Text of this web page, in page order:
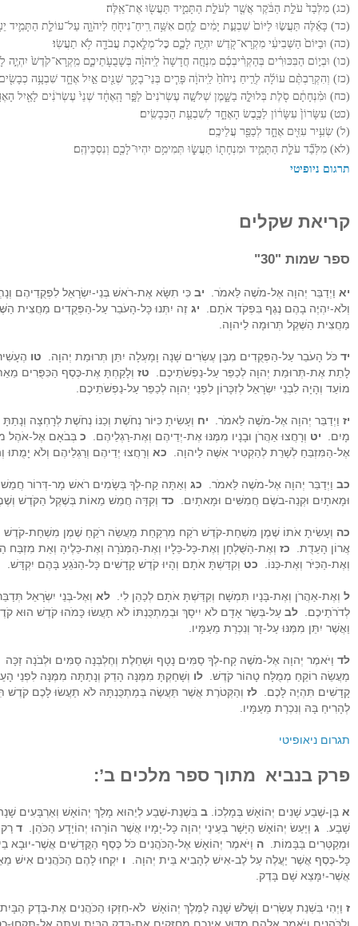
(כג) מִלְּבַד֙ עֹלַ֣ת הַבֹּ֔קֶר אֲשֶׁ֖ר לְעֹלַ֣ת הַתָּמִ֑יד תַּעֲשׂ֖וּ אֶת־אֵֽלֶּה׃
(כד) כָּאֵ֜לֶּה תַּעֲשׂ֤וּ לַיּוֹם֙ שִׁבְעַ֣ת יָמִ֔ים לֶ֛חֶם אִשֵּׁ֥ה רֵֽיחַ־נִיחֹ֖חַ לַיהֹוָ֑ה עַל־עוֹלַ֧ת הַתָּמִ֛יד
(כה) וּבַיּוֹם֙ הַשְּׁבִיעִ֔י מִקְרָא־קֹ֖דֶשׁ יִהְיֶ֣ה לָכֶ֑ם כׇּל־מְלֶ֥אכֶת עֲבֹדָ֖ה לֹ֥א תַעֲשֽׂוּ׃
(כו) וּבְי֣וֹם הַבִּכּוּרִ֗ים בְּהַקְרִ֨יבְכֶ֜ם מִנְחָ֤ה חֲדָשָׁה֙ לַֽיהֹוָ֔ה בְּשָׁבֻעֹ֖תֵיכֶ֑ם מִֽקְרָא־קֹ֙דֶשׁ֙ יִהְיֶ֣ה
(כז) וְהִקְרַבְתֶּ֨ם עוֹלָ֜ה לְרֵ֤יחַ נִיחֹ֙חַ֙ לַֽיהֹוָ֔ה פָּרִ֧ים בְּנֵי־בָקָ֛ר שְׁנַ֖יִם אַ֣יִל אֶחָ֑ד שִׁבְעָ֥ה כְבָשִׂ֖ים
(כח) וּמִ֨נְחָתָ֔ם סֹ֖לֶת בְּלוּלָ֣ה בַשָּׁ֑מֶן שְׁלֹשָׁ֤ה עֶשְׂרֹנִים֙ לַפָּ֣ר הָֽאֶחָ֔ד שְׁנֵי֙ עֶשְׂרֹנִ֔ים לָאַ֖יִל
(כט) עִשָּׂרוֹן֙ עִשָּׂר֔וֹן לַכֶּ֖בֶשׂ הָאֶחָ֑ד לְשִׁבְעַ֖ת הַכְּבָשִֽׂים׃
(ל) שְׂעִ֥יר עִזִּ֖ים אֶחָ֑ד לְכַפֵּ֖ר עֲלֵיכֶֽם׃
(לא) מִלְּבַ֞ד עֹלַ֧ת הַתָּמִ֛יד וּמִנְחָת֖וֹ תַּעֲשׂ֑וּ תְּמִימִ֥ם יִהְיוּ־לָכֶ֖ם וְנִסְכֵּיהֶֽם׃
תרגום ניופיטי
קריאת שקלים
ספר שמות "30"
יא וַיְדַבֵּר יְהוָה אֶל-מֹשֶׁה לֵּאמֹר. יב כִּי תִשָּׂא אֶת-רֹאשׁ בְּנֵי-יִשְׂרָאֵל לִפְקֻדֵיהֶם
וְלֹא-יִהְיֶה בָהֶם נֶגֶף בִּפְקֹד אֹתָם. יג זֶה יִתְּנוּ כָּל-הָעֹבֵר עַל-הַפְּקֻדִים מַחֲצִית
מַחֲצִית הַשֶּׁקֶל תְּרוּמָה לַיהוָה.
יד כֹּל הָעֹבֵר עַל-הַפְּקֻדִים מִבֶּן עֶשְׂרִים שָׁנָה וָמָעְלָה יִתֵּן תְּרוּמַת יְהוָה. טו
לָתֵת אֶת-תְּרוּמַת יְהוָה לְכַפֵּר עַל-נַפְשֹׁתֵיכֶם. טז וְלָקַחְתָּ אֶת-כֶּסֶף הַכִּפֻּרִים
מוֹעֵד וְהָיָה לִבְנֵי יִשְׂרָאֵל לְזִכָּרוֹן לִפְנֵי יְהוָה לְכַפֵּר עַל-נַפְשֹׁתֵיכֶם.
יז וַיְדַבֵּר יְהוָה אֶל-מֹשֶׁה לֵּאמֹר. יח וְעָשִׂיתָ כִּיּוֹר נְחֹשֶׁת וְכַנּוֹ נְחֹשֶׁת לְרָחְצָה
מָיִם. יט וְרָחֲצוּ אַהֲרֹן וּבָנָיו מִמֶּנּוּ אֶת-יְדֵיהֶם וְאֶת-רַגְלֵיהֶם. כ בְּבֹאָם אֶל-אֹהֶל
אֶל-הַמִּזְבֵּחַ לְשָׁרֵת לְהַקְטִיר אִשֶּׁה לַיהוָה. כא וְרָחֲצוּ יְדֵיהֶם וְרַגְלֵיהֶם וְלֹא
כב וַיְדַבֵּר יְהוָה אֶל-מֹשֶׁה לֵּאמֹר. כג וְאַתָּה קַח-לְךָ בְּשָׂמִים רֹאשׁ מָר-דְּרוֹר
וּמָאתָיִם וּקְנֵה-בֹשֶׂם חֲמִשִּׁים וּמָאתָיִם. כד וְקִדָּה חֲמֵשׁ מֵאוֹת בְּשֶׁקֶל הַקֹּדֶשׁ
כה וְעָשִׂיתָ אֹתוֹ שֶׁמֶן מִשְׁחַת-קֹדֶשׁ רֹקַח מִרְקַחַת מַעֲשֵׂה רֹקֵחַ שֶׁמֶן מִשְׁחַת-קֹדֶשׁ
אֲרוֹן הָעֵדֻת. כז וְאֶת-הַשֻּׁלְחָן וְאֶת-כָּל-כֵּלָיו וְאֶת-הַמְּנֹרָה וְאֶת-כֵּלֶיהָ וְאֵת
וְאֶת-הַכִּיֹּר וְאֶת-כַּנּוֹ. כט וְקִדַּשְׁתָּ אֹתָם וְהָיוּ קֹדֶשׁ קָדָשִׁים כָּל-הַנֹּגֵעַ בָּהֶם יִקְדָּשׁ.
ל וְאֶת-אַהֲרֹן וְאֶת-בָּנָיו תִּמְשָׁח וְקִדַּשְׁתָּ אֹתָם לְכַהֵן לִי. לא וְאֶל-בְּנֵי יִשְׂרָאֵל
לְדֹרֹתֵיכֶם. לב עַל-בְּשַׂר אָדָם לֹא יִיסָךְ וּבְמַתְכֻּנְתּוֹ לֹא תַעֲשׂוּ כָּמֹהוּ קֹדֶשׁ הוּא
וַאֲשֶׁר יִתֵּן מִמֶּנּוּ עַל-זָר וְנִכְרַת מֵעַמָּיו.
לד וַיֹּאמֶר יְהוָה אֶל-מֹשֶׁה קַח-לְךָ סַמִּים נָטָף וּשְׁחֵלֶת וְחֶלְבְּנָה סַמִּים וּלְבֹנָה
מַעֲשֵׂה רוֹקֵחַ מְמֻלָּח טָהוֹר קֹדֶשׁ. לו וְשָׁחַקְתָּ מִמֶּנָּה הָדֵק וְנָתַתָּה מִמֶּנָּה לִפְנֵי
קָדָשִׁים תִּהְיֶה לָכֶם. לז וְהַקְּטֹרֶת אֲשֶׁר תַּעֲשֶׂה בְּמַתְכֻּנְתָּהּ לֹא תַעֲשׂוּ לָכֶם קֹדֶשׁ
לְהָרִיחַ בָּהּ וְנִכְרַת מֵעַמָּיו.
תגרום ניאופיטי
פרק בנביא מתוך ספר מלכים ב’:
א בֶּן-שֶׁבַע שָׁנִים יְהוֹאָשׁ בְּמָלְכוֹ. ב בִּשְׁנַת-שֶׁבַע לְיֵהוּא מָלַךְ יְהוֹאָשׁ וְאַרְבָּעִים
שָׁבַע. ג וַיַּעַשׂ יְהוֹאָשׁ הַיָּשָׁר בְּעֵינֵי יְהוָה כָּל-יָמָיו אֲשֶׁר הוֹרָהוּ יְהוֹיָדָע הַכֹּהֵן. ד
וּמְקַטְּרִים בַּבָּמוֹת. ה וַיֹּאמֶר יְהוֹאָשׁ אֶל-הַכֹּהֲנִים כֹּל כֶּסֶף הַקֳּדָשִׁים אֲשֶׁר-יוּבָא
כָּל-כֶּסֶף אֲשֶׁר יַעֲלֶה עַל לֶב-אִישׁ לְהָבִיא בֵּית יְהוָה. ו יִקְחוּ לָהֶם הַכֹּהֲנִים אִישׁ
אֲשֶׁר-יִמָּצֵא שָׁם בָּדֶק.
ז וַיְהִי בִּשְׁנַת עֶשְׂרִים וְשָׁלֹשׁ שָׁנָה לַמֶּלֶךְ יְהוֹאָשׁ לֹא-חִזְּקוּ הַכֹּהֲנִים אֶת-בֶּדֶק